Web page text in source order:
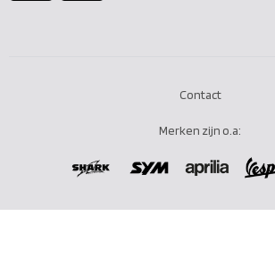
Merken zijn o.a:
Contact